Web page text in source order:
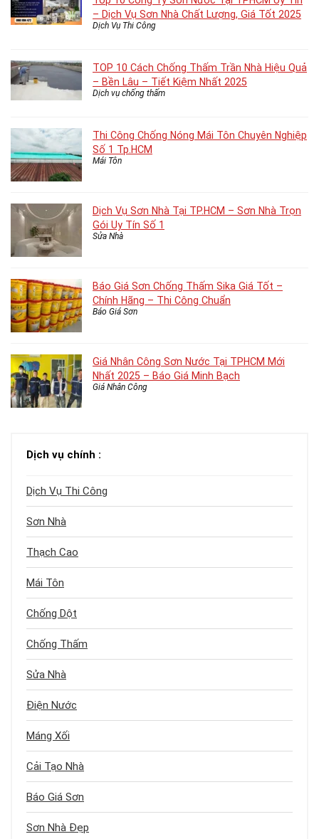
– Dịch Vụ Sơn Nhà Chất Lượng, Giá Tốt 2025
Dịch Vụ Thi Công
TOP 10 Cách Chống Thấm Trần Nhà Hiệu Quả
– Bền Lâu – Tiết Kiệm Nhất 2025
Dịch vụ chống thấm
Thi Công Chống Nóng Mái Tôn Chuyên Nghiệp
Số 1 Tp.HCM
Mái Tôn
Dịch Vụ Sơn Nhà Tại TP.HCM – Sơn Nhà Trọn
Gói Uy Tín Số 1
Sửa Nhà
Báo Giá Sơn Chống Thấm Sika Giá Tốt –
Chính Hãng – Thi Công Chuẩn
Báo Giá Sơn
Giá Nhân Công Sơn Nước Tại TPHCM Mới
Nhất 2025 – Báo Giá Minh Bạch
Giá Nhân Công
Dịch vụ chính :
Dịch Vụ Thi Công
Sơn Nhà
Thạch Cao
Mái Tôn
Chống Dột
Chống Thấm
Sửa Nhà
Điện Nước
Máng Xối
Cải Tạo Nhà
Báo Giá Sơn
Sơn Nhà Đẹp